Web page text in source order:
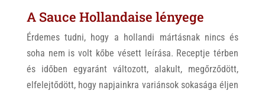
A Sauce Hollandaise lényege
Érdemes tudni, hogy a hollandi mártásnak nincs és
soha nem is volt kőbe vésett leírása. Receptje térben
és időben egyaránt változott, alakult, megőrződött,
elfelejtődött, hogy napjainkra variánsok sokasága éljen